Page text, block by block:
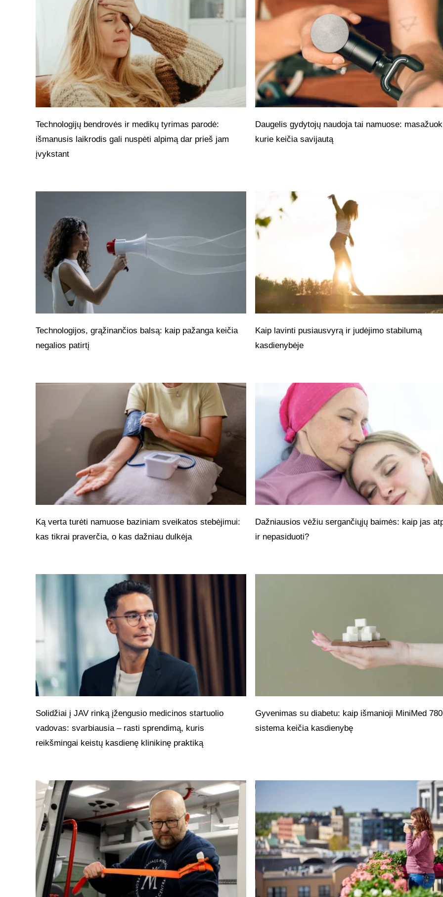
Technologijų bendrovės ir medikų tyrimas parodė:
išmanusis laikrodis gali nuspėti alpimą dar prieš jam
įvykstant
Daugelis gydytojų naudoja tai namuose:
kurie keičia savijautą
Technologijos, grąžinančios balsą: kaip pažanga keičia
negalios patirtį
Kaip lavinti pusiausvyrą ir judėjimo stabilumą
kasdienybėje
Ką verta turėti namuose baziniam sveikatos stebėjimui:
kas tikrai praverčia, o kas dažniau dulkėja
Dažniausios vėžiu sergančiųjų baimės: kaip jas
ir nepasiduoti?
Solidžiai į JAV rinką įžengusio medicinos startuolio
vadovas: svarbiausia – rasti sprendimą, kuris
reikšmingai keistų kasdienę klinikinę praktiką
Gyvenimas su diabetu: kaip išmanioji MiniMed
sistema keičia kasdienybę